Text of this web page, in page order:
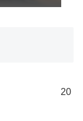
20